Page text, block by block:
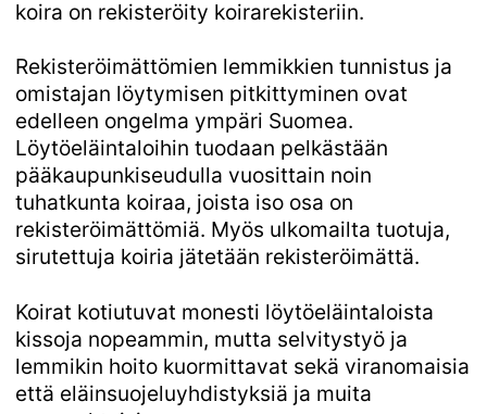
koira on rekisteröity koirarekisteriin.
Rekisteröimättömien lemmikkien tunnistus ja
omistajan löytymisen pitkittyminen ovat
edelleen ongelma ympäri Suomea.
Löytöeläintaloihin tuodaan pelkästään
pääkaupunkiseudulla vuosittain noin
tuhatkunta koiraa, joista iso osa on
rekisteröimättömiä. Myös ulkomailta tuotuja,
sirutettuja koiria jätetään rekisteröimättä.
Koirat kotiutuvat monesti löytöeläintaloista
kissoja nopeammin, mutta selvitystyö ja
lemmikin hoito kuormittavat sekä viranomaisia
että eläinsuojeluyhdistyksiä ja muita